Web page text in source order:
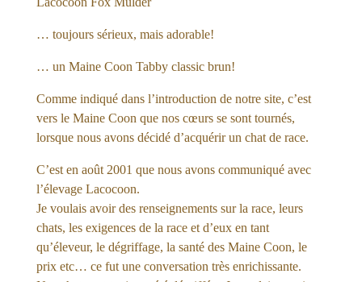
… toujours sérieux, mais adorable!
… un Maine Coon Tabby classic brun!
Comme indiqué dans l’introduction de notre site, c’est
vers le Maine Coon que nos cœurs se sont tournés,
lorsque nous avons décidé d’acquérir un chat de race.
C’est en août 2001 que nous avons communiqué avec
l’élevage Lacocoon.
Je voulais avoir des renseignements sur la race, leurs
chats, les exigences de la race et d’eux en tant
qu’éleveur, le dégriffage, la santé des Maine Coon, le
prix etc… ce fut une conversation très enrichissante.